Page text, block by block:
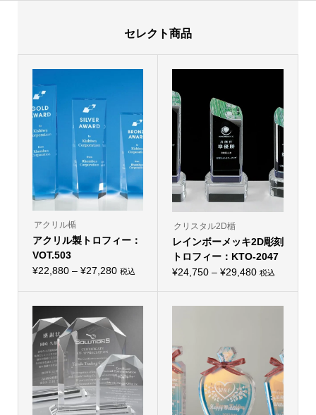
セレクト商品
アクリル楯
アクリル製トロフィー：
VOT.503
¥22,880 – ¥27,280価
–
¥27,280
税込
の
に
は
複
数
の
バ
エ
ー
シ
クリスタル2D楯
レインボーメッキ2D彫刻
トロフィー：KTO-2047
¥24,750 – ¥29,480価税込
の
数
の
バ
リ
エ
ー
シ